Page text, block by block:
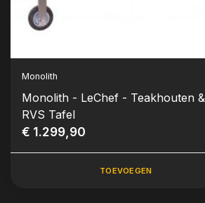
Monolith
Monolith - LeChef - Teakhouten &
RVS Tafel
€ 1.299,90
TOEVOEGEN